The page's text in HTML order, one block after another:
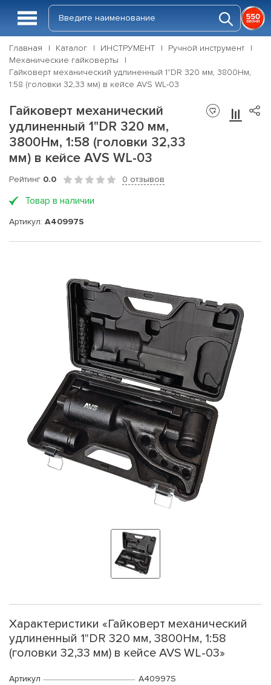
Главная Каталог ИНСТРУМЕНТ
Ручной инструмент
Механические гайковерты
Гайковерт механический удлиненный 1"DR 320 мм, 3800Нм,
1:58 (головки 32,33 мм) в кейсе AVS WL-03
Гайковерт механический
удлиненный 1"DR 320 мм,
3800Нм, 1:58 (головки 32,33
мм) в кейсе AVS WL-03
Рейтинг 0.0 0 отзывов
Товар в наличии
Артикул: A40997S
Характеристики «Гайковерт механический
удлиненный 1"DR 320 мм, 3800Нм, 1:58
(головки 32,33 мм) в кейсе AVS WL-03»
Артикул
A40997S